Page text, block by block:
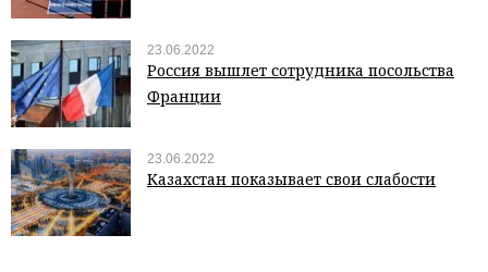
23.06.2022
Россия вышлет сотрудника посольства
Франции
23.06.2022
Казахстан показывает свои слабости